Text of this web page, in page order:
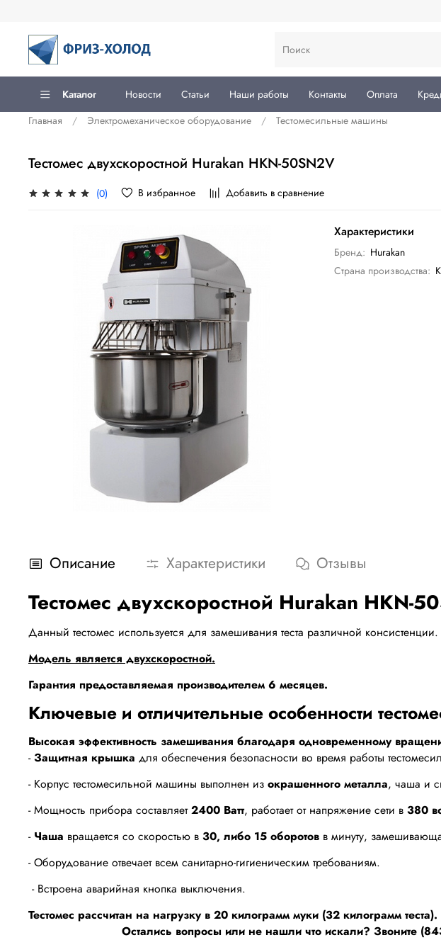
Каталог Новости Статьи Наши работы Контакты Оплата
Главная
Электромеханическое оборудование Тестомесильные машины
Тестомес двухскоростной Hurakan HKN-50SN2V
(0) В избранное Добавить в сравнение
Характеристики
Бренд: Hurakan
Страна производства:
Описание Характеристики Отзывы
Тестомес двухскоростной Hurakan HKN-
Данный тестомес используется для замешивания теста различной
Модель является двухскоростной.
Гарантия предоставляемая производителем 6 месяцев.
Ключевые и отличительные особенности
Высокая эффективность замешивания благодаря одновременному
-Защитная крышка для обеспечения безопасности во время работы
- Корпус тестомесильной машины выполнен из окрашенного металла, чаша и
- Мощность прибора составляет2400 Ватт, работает от напряжение сети в 380
- Чаша вращается со скоростью в 30, либо 15 оборотов в минуту,
- Оборудование отвечает всем санитарно-гигиеническим требованиям.
- Встроена аварийная кнопка выключения.
Тестомес рассчитан на нагрузку в 20 килограмм муки (32 килограмм
Остались вопросы или не нашли что искали? Звоните